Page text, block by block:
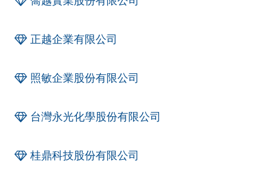
正越企業有限公司
照敏企業股份有限公司
台灣永光化學股份有限公司
桂鼎科技股份有限公司